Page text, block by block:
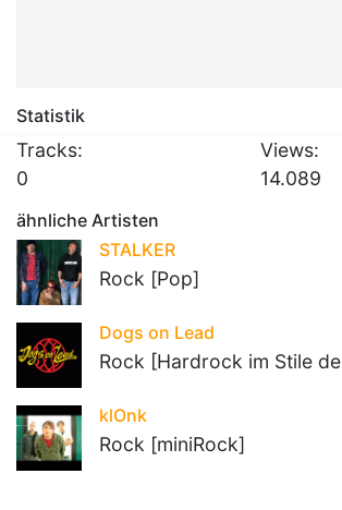
Statistik
Tracks:
0
Views:
14.089
ähnliche Artisten
STALKER
Rock [Pop]
Dogs on Lead
Rock [Hardrock im Stile
klOnk
Rock [miniRock]